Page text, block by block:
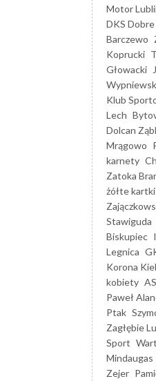
Motor
DKS
Barczewo
Koprucki
Głowacki
Klub
Lech
Dolcan
Mrągowo
karnety
Zatoka
żółte kartki
Stawiguda
Biskupiec
Legnica
Korona
kobiety
Paweł
Ptak
Zagłębie
Sport
Mindaugas
Zejer